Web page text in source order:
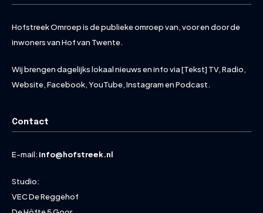
Hofstreek Omroep is de publieke omroep van, voor en door de
inwoners van Hof van Twente.
Wij brengen dagelijks lokaal nieuws en info via [Tekst] TV, Radio,
Website, Facebook, YouTube, Instagram en Podcast.
Contact
E-mail: info@hofstreek.nl
Studio:
VEC De Reggehof